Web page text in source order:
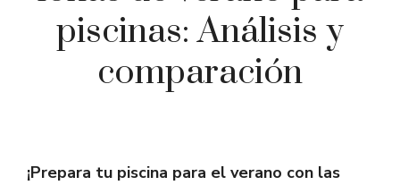
piscinas: Análisis y
comparación
¡Prepara tu piscina para el verano con las